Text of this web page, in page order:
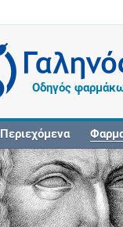
Οδηγός
Περιεχόμενα